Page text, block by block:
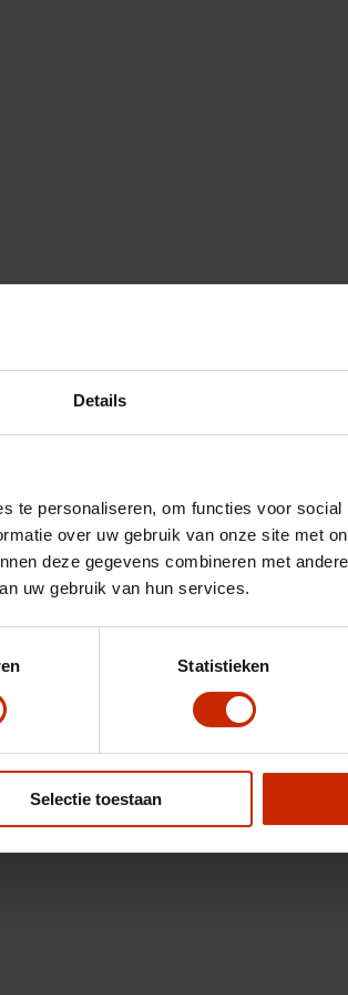
Details
te personaliseren, om functies voor
over uw gebruik van onze site met
deze gegevens combineren met
uw gebruik van hun services.
Statistieken
Selectie toestaan